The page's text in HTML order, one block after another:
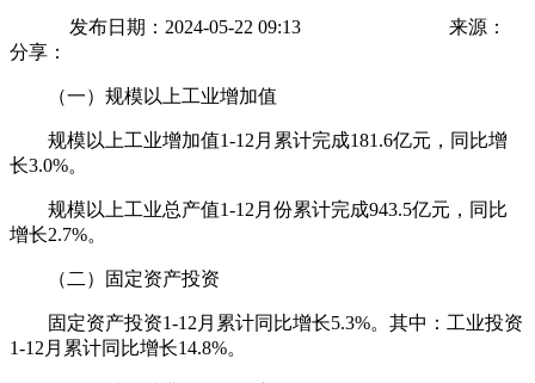
发布日期：2024-05-22 09:13
来源：
分享：
（一）规模以上工业增加值
规模以上工业增加值1-12月累计完成181.6亿元，同比增
长3.0%。
规模以上工业总产值1-12月份累计完成943.5亿元，同比
增长2.7%。
（二）固定资产投资
固定资产投资1-12月累计同比增长5.3%。其中：工业投资
1-12月累计同比增长14.8%。